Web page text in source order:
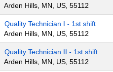
Arden Hills, MN, US, 55112
Quality Technician I - 1st shift
Arden Hills, MN, US, 55112
Quality Technician II - 1st shift
Arden Hills, MN, US, 55112